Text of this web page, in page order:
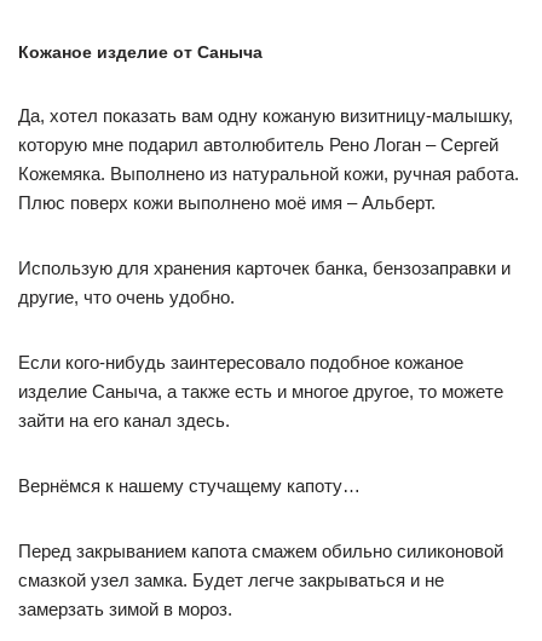
Кожаное изделие от Саныча
Да, хотел показать вам одну кожаную визитницу-малышку,
которую мне подарил автолюбитель Рено Логан – Сергей
Кожемяка. Выполнено из натуральной кожи, ручная работа.
Плюс поверх кожи выполнено моё имя – Альберт.
Использую для хранения карточек банка, бензозаправки и
другие, что очень удобно.
Если кого-нибудь заинтересовало подобное кожаное
изделие Саныча, а также есть и многое другое, то можете
зайти на его канал здесь.
Вернёмся к нашему стучащему капоту…
Перед закрыванием капота смажем обильно силиконовой
смазкой узел замка. Будет легче закрываться и не
замерзать зимой в мороз.